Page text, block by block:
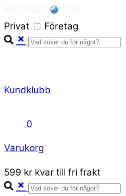
to
content
Privat Företag
Kundklubb
0
Varukorg
Close
Cart
599 kr kvar till fri frakt